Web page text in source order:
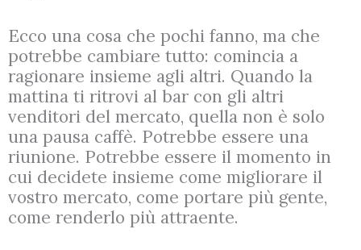
Ecco una cosa che pochi fanno, ma che
potrebbe cambiare tutto: comincia a
ragionare insieme agli altri. Quando la
mattina ti ritrovi al bar con gli altri
venditori del mercato, quella non è solo
una pausa caffè. Potrebbe essere una
riunione. Potrebbe essere il momento in
cui decidete insieme come migliorare il
vostro mercato, come portare più gente,
come renderlo più attraente.